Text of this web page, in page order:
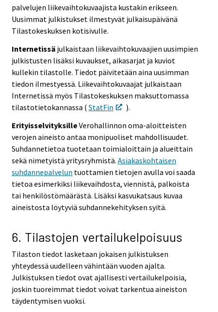
palvelujen liikevaihtokuvaajista kustakin erikseen.
Uusimmat julkistukset ilmestyvät julkaisupäivänä
Tilastokeskuksen kotisivulle.
Internetissä julkaistaan liikevaihtokuvaajien uusimpien
julkistusten lisäksi kuvaukset, aikasarjat ja kuviot
kullekin tilastolle. Tiedot päivitetään aina uusimman
tiedon ilmestyessä. Liikevaihtokuvaajat julkaistaan
Internetissä myös Tilastokeskuksen maksuttomassa
tilastotietokannassa ( StatFin
).
ErityisselvityksilleVerohallinnon oma-aloitteisten
verojen aineisto antaa monipuoliset mahdollisuudet.
Suhdannetietoa tuotetaan toimialoittain ja alueittain
sekä nimetyistä yritysryhmistä. Asiakaskohtaisen
suhdannepalvelun tuottamien tietojen avulla voi saada
tietoa esimerkiksi liikevaihdosta, viennistä, palkoista
tai henkilöstömäärästä. Lisäksi kasvukatsaus kuvaa
aineistosta löytyviä suhdannekehityksen syitä.
6. Tilastojen vertailukelpoisuus
Tilaston tiedot lasketaan jokaisen julkistuksen
yhteydessä uudelleen vähintään vuoden ajalta.
Julkistuksen tiedot ovat ajallisesti vertailukelpoisia,
joskin tuoreimmat tiedot voivat tarkentua aineiston
täydentymisen vuoksi.